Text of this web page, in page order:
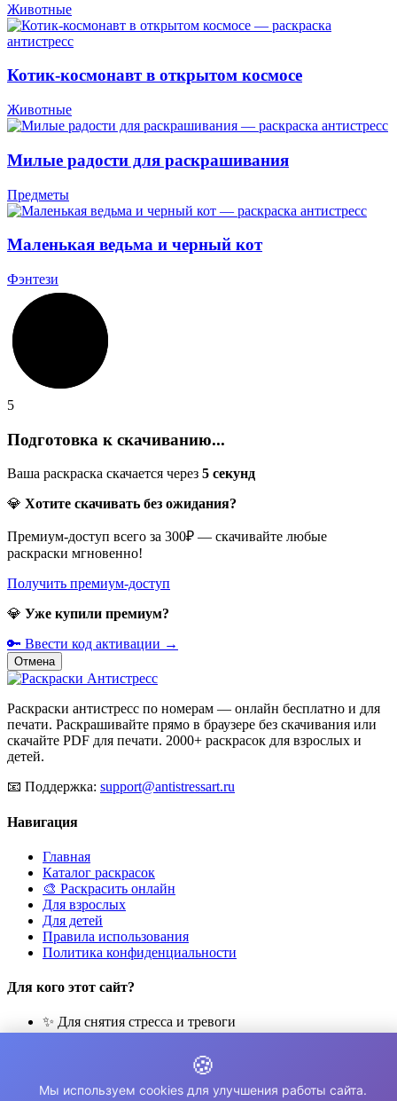
Животные
Котик-космонавт в открытом космосе
Животные
Милые радости для раскрашивания
Предметы
Маленькая ведьма и черный кот
Фэнтези
5
Подготовка к скачиванию...
Ваша раскраска скачается через 5 секунд
💎 Хотите скачивать без ожидания?
Премиум-доступ всего за 300₽ — скачивайте любые
раскраски мгновенно!
Получить премиум-доступ
💎 Уже купили премиум?
🔑 Ввести код активации →
Отмена
Раскраски антистресс по номерам — онлайн бесплатно и для
печати. Раскрашивайте прямо в браузере без скачивания или
скачайте PDF для печати. 2000+ раскрасок для взрослых и
детей.
📧 Поддержка: support@antistressart.ru
Навигация
Главная
Каталог раскрасок
🎨 Раскрасить онлайн
Для взрослых
Для детей
Правила использования
Политика конфиденциальности
Для кого этот сайт?
✨ Для снятия стресса и тревоги
🧘 Для медитации и расслабления
👨‍👩‍👧‍👦 Для семейного досуга
🍪
Мы используем cookies для улучшения работы сайта.